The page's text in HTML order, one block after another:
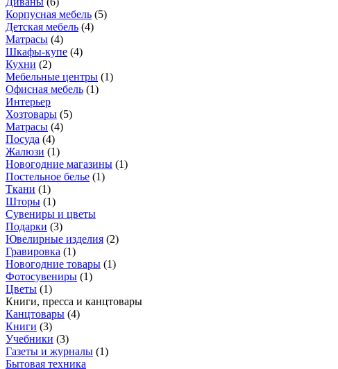
Корпусная мебель (5)
Детская мебель (4)
Матрасы (4)
Шкафы-купе (4)
Кухни (2)
Мебельные центры (1)
Офисная мебель (1)
Интерьер
Хозтовары (5)
Матрасы (4)
Посуда (4)
Жалюзи (1)
Новогодние магазины (1)
Постельное белье (1)
Ткани (1)
Шторы (1)
Сувениры и цветы
Подарки (3)
Ювелирные изделия (2)
Гравировка (1)
Новогодние товары (1)
Фотосувениры (1)
Цветы (1)
Книги, пресса и канцтовары
Канцтовары (4)
Книги (3)
Учебники (3)
Газеты и журналы (1)
Бытовая техника